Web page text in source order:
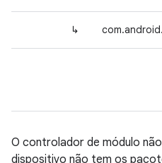
↳
O controlador de módulo
dispositivo não tem os